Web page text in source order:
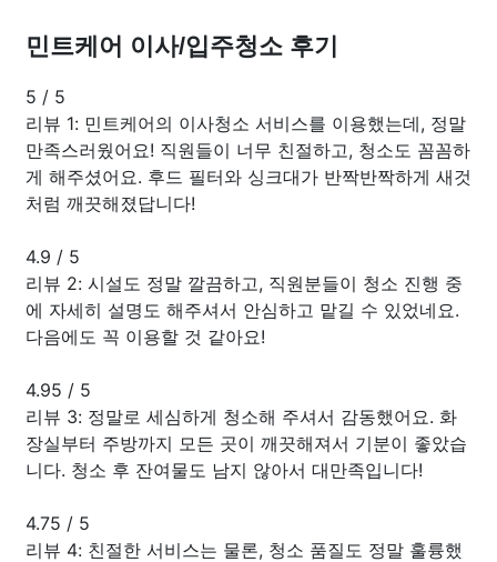
민트케어 이사/입주청소 후기
5 / 5
리뷰 1: 민트케어의 이사청소 서비스를 이용했는데, 정말
만족스러웠어요! 직원들이 너무 친절하고, 청소도 꼼꼼하
게 해주셨어요. 후드 필터와 싱크대가 반짝반짝하게 새것
처럼 깨끗해졌답니다!
4.9 / 5
리뷰 2: 시설도 정말 깔끔하고, 직원분들이 청소 진행 중
에 자세히 설명도 해주셔서 안심하고 맡길 수 있었네요.
다음에도 꼭 이용할 것 같아요!
4.95 / 5
리뷰 3: 정말로 세심하게 청소해 주셔서 감동했어요. 화
장실부터 주방까지 모든 곳이 깨끗해져서 기분이 좋았습
니다. 청소 후 잔여물도 남지 않아서 대만족입니다!
4.75 / 5
리뷰 4: 친절한 서비스는 물론, 청소 품질도 정말 훌륭했